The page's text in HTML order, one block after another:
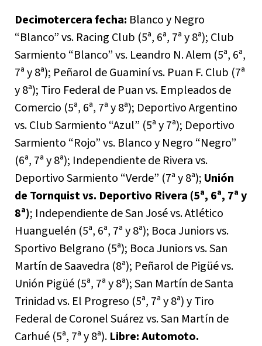
Decimotercera fecha: Blanco y Negro
“Blanco” vs. Racing Club (5ª, 6ª, 7ª y 8ª); Club
Sarmiento “Blanco” vs. Leandro N. Alem (5ª, 6ª,
7ª y 8ª); Peñarol de Guaminí vs. Puan F. Club (7ª
y 8ª); Tiro Federal de Puan vs. Empleados de
Comercio (5ª, 6ª, 7ª y 8ª); Deportivo Argentino
vs. Club Sarmiento “Azul” (5ª y 7ª); Deportivo
Sarmiento “Rojo” vs. Blanco y Negro “Negro”
(6ª, 7ª y 8ª); Independiente de Rivera vs.
Deportivo Sarmiento “Verde” (7ª y 8ª); Unión
de Tornquist vs. Deportivo Rivera (5ª, 6ª, 7ª y
8ª); Independiente de San José vs. Atlético
Huanguelén (5ª, 6ª, 7ª y 8ª); Boca Juniors vs.
Sportivo Belgrano (5ª); Boca Juniors vs. San
Martín de Saavedra (8ª); Peñarol de Pigüé vs.
Unión Pigüé (5ª, 7ª y 8ª); San Martín de Santa
Trinidad vs. El Progreso (5ª, 7ª y 8ª) y Tiro
Federal de Coronel Suárez vs. San Martín de
Carhué (5ª, 7ª y 8ª). Libre: Automoto.